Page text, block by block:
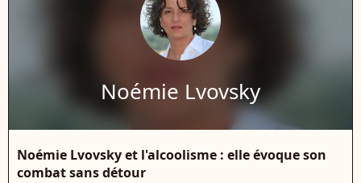
Noémie Lvovsky
Noémie Lvovsky et l'alcoolisme : elle évoque son
combat sans détour